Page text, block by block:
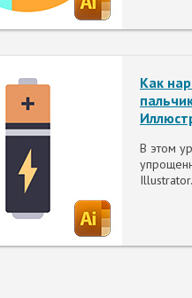
Как
В этом
Illustrator.